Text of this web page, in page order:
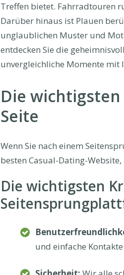
Treffen bietet. Fahrradtouren
Darüber hinaus ist Plauen
unglaublichen Muster und
entdecken Sie die
unvergleichliche Momente mit
Die
Seite
Wenn Sie nach einem
besten Casual-Dating-
Die wichtigsten
und einfache